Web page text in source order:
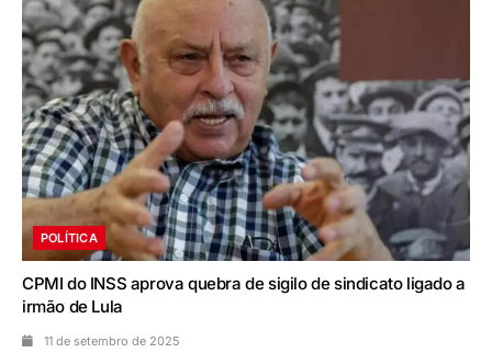
POLÍTICA
CPMI do INSS aprova quebra de sigilo de sindicato ligado a
irmão de Lula
11 de setembro de 2025